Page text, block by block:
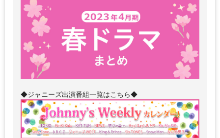
◆ジャニーズ出演番組一覧はこちら◆